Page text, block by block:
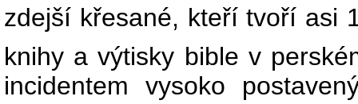
zdejší křesané, kteří tvoří
knihy a výtisky bible v
incidentem vysoko